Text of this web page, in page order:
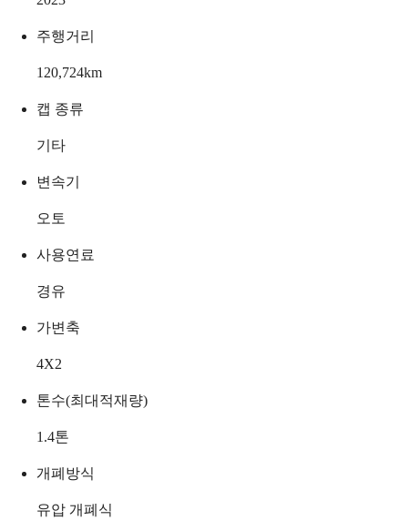
주행거리
120,724km
캡 종류
기타
변속기
오토
사용연료
경유
가변축
4X2
톤수(최대적재량)
1.4톤
개폐방식
유압 개폐식